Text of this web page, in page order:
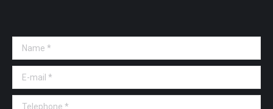
Name *
E-mail *
Telephone *